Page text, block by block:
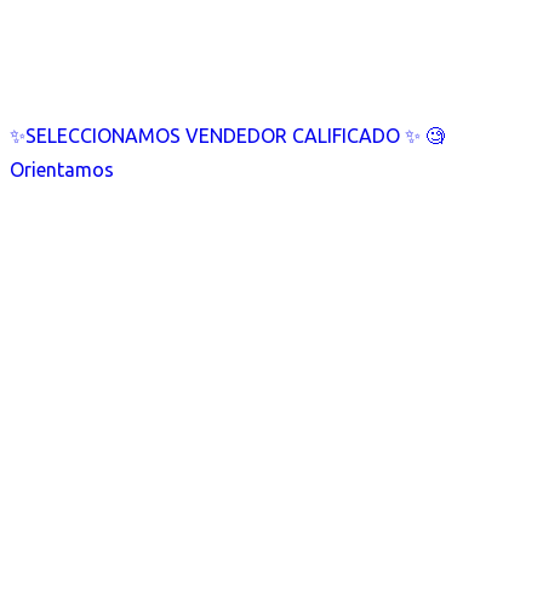
✨SELECCIONAMOS VENDEDOR CALIFICADO ✨ 🧐
Orientamos